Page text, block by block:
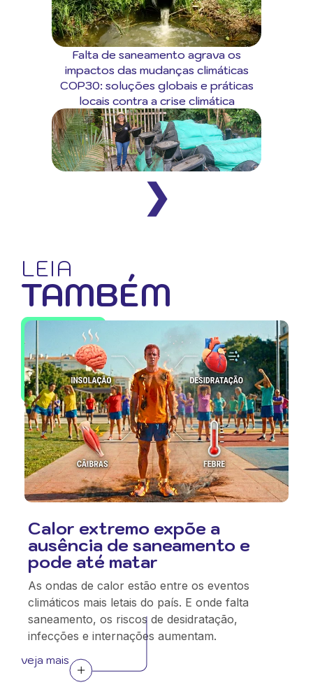
Falta de saneamento agrava os
impactos das mudanças climáticas
COP30: soluções globais e práticas
locais contra a crise climática
❯
LEIA
TAMBÉM
Calor extremo expõe a
ausência de saneamento e
pode até matar
As ondas de calor estão entre os eventos
climáticos mais letais do país. E onde falta
saneamento, os riscos de desidratação,
infecções e internações aumentam.
veja mais